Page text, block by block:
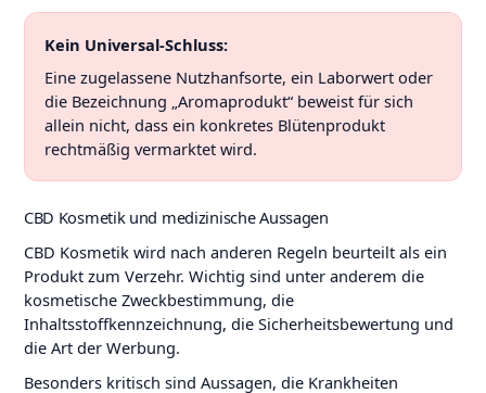
Kein Universal-Schluss:
Eine zugelassene Nutzhanfsorte, ein Laborwert oder
die Bezeichnung „Aromaprodukt“ beweist für sich
allein nicht, dass ein konkretes Blütenprodukt
rechtmäßig vermarktet wird.
CBD Kosmetik und medizinische Aussagen
CBD Kosmetik wird nach anderen Regeln beurteilt als ein
Produkt zum Verzehr. Wichtig sind unter anderem die
kosmetische Zweckbestimmung, die
Inhaltsstoffkennzeichnung, die Sicherheitsbewertung und
die Art der Werbung.
Besonders kritisch sind Aussagen, die Krankheiten